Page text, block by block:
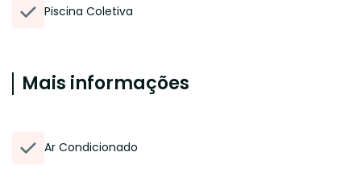
Piscina Coletiva
Mais informações
Ar Condicionado